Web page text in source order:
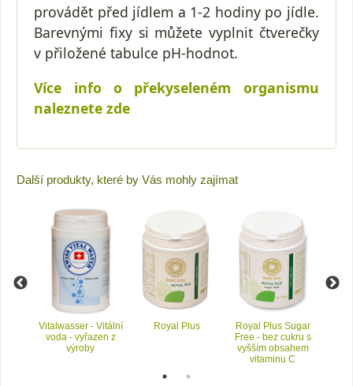
provádět před jídlem a 1-2 hodiny po jídle.
Barevnými fixy si můžete vyplnit čtverečky
v přiložené tabulce pH-hodnot.
Více info o překyseleném organismu
naleznete zde
Další produkty, které by Vás mohly zajímat
Vitalwasser - Vitální
voda - vyřazen z
výroby
Royal Plus
Royal Plus Sugar
Free - bez cukru s
vyšším obsahem
vitaminu C